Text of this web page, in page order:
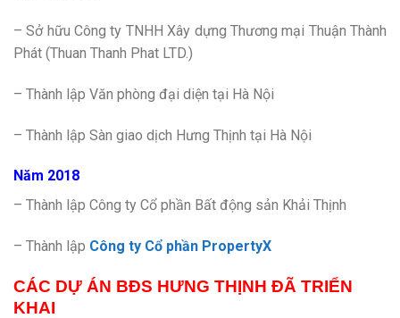
– Sở hữu Công ty TNHH Xây dựng Thương mại Thuận Thành
Phát (Thuan Thanh Phat LTD.)
– Thành lập Văn phòng đại diện tại Hà Nội
– Thành lập Sàn giao dịch Hưng Thịnh tại Hà Nội
Năm 2018
– Thành lập Công ty Cổ phần Bất động sản Khải Thịnh
– Thành lập Công ty Cổ phần PropertyX
CÁC DỰ ÁN BĐS HƯNG THỊNH ĐÃ TRIỂN
KHAI